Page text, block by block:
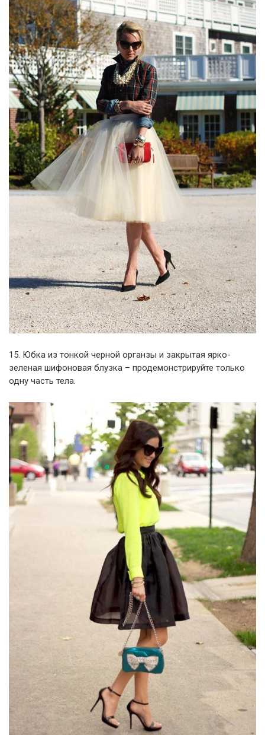
15. Юбка из тонкой черной органзы и закрытая ярко-
зеленая шифоновая блузка – продемонстрируйте только
одну часть тела.